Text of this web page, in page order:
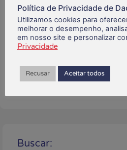
novembro 10, 2025
Está gostando do
Buscar:
Política de Privacidade de
Utilizamos cookies para
melhorar o desempenho,
em nosso site e personalizar
Privacidade
Recusar Aceitar todos